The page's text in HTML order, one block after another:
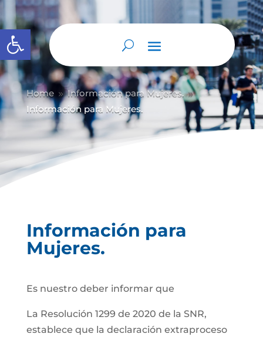
Abrir barra de herramientas
Home 9 Información para Mujeres. 9
Información para Mujeres.
Información para
Mujeres.
Es nuestro deber informar que
La Resolución 1299 de 2020 de la SNR,
establece que la declaración extraproceso